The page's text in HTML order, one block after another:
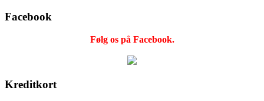
Facebook
Følg os på Facebook.
Kreditkort